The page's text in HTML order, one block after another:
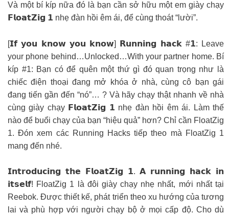
Và một bí kíp nữa đó là bạn cần sở hữu một em giày chạy
𝗙𝗹𝗼𝗮𝘁𝗭𝗶𝗴 𝟭 nhẹ đàn hồi êm ái, để cùng thoát “lười”.
[𝗜𝗳 𝘆𝗼𝘂 𝗸𝗻𝗼𝘄 𝘆𝗼𝘂 𝗸𝗻𝗼𝘄] 𝗥𝘂𝗻𝗻𝗶𝗻𝗴 𝗵𝗮𝗰𝗸 #𝟭: Leave
your phone behind…Unlocked…With your partner home. Bí
kíp #1: Bạn có để quên một thứ gì đó quan trọng như là
chiếc điện thoại đang mở khóa ở nhà, cùng cô bạn gái
đang tiến gần đến “nó”… ? Và hãy chạy thật nhanh về nhà
cùng giày chạy 𝗙𝗹𝗼𝗮𝘁𝗭𝗶𝗴 𝟭 nhẹ đàn hồi êm ái. Làm thế
nào để buổi chạy của bạn “hiệu quả” hơn? Chỉ cần FloatZig
1. Đón xem các Running Hacks tiếp theo mà FloatZig 1
mang đến nhé.
𝗜𝗻𝘁𝗿𝗼𝗱𝘂𝗰𝗶𝗻𝗴 𝘁𝗵𝗲 𝗙𝗹𝗼𝗮𝘁𝗭𝗶𝗴 𝟭. 𝗔 𝗿𝘂𝗻𝗻𝗶𝗻𝗴 𝗵𝗮𝗰𝗸 𝗶𝗻
𝗶𝘁𝘀𝗲𝗹𝗳! FloatZig 1 là đôi giày chạy nhẹ nhất, mới nhất tại
Reebok. Được thiết kế, phát triển theo xu hướng của tương
lai và phù hợp với người chạy bộ ở mọi cấp độ. Cho dù